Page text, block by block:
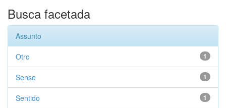
Busca facetada
Assunto
1
Otro
1
Sense
1
Sentido